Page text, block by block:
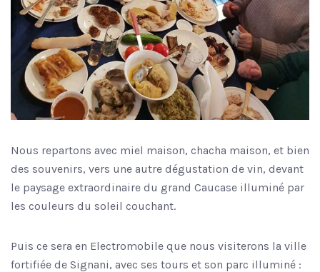
Nous repartons avec miel maison, chacha maison, et bien
des souvenirs, vers une autre dégustation de vin, devant
le paysage extraordinaire du grand Caucase illuminé par
les couleurs du soleil couchant.
Puis ce sera en Electromobile que nous visiterons la ville
fortifiée de Signani, avec ses tours et son parc illuminé :